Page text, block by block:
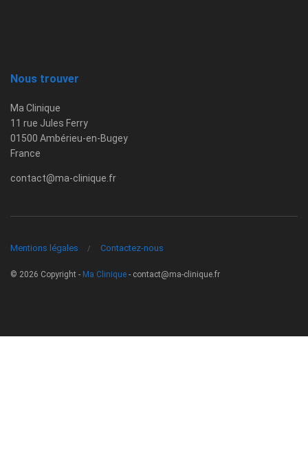
Nous trouver
Ma Clinique
11 rue Jules Ferry
01500 Ambérieu-en-Bugey
France
contact@ma-clinique.fr
Mentions légales Contactez-nous
© 2026 Copyright - Ma Clinique - contact@ma-clinique.fr